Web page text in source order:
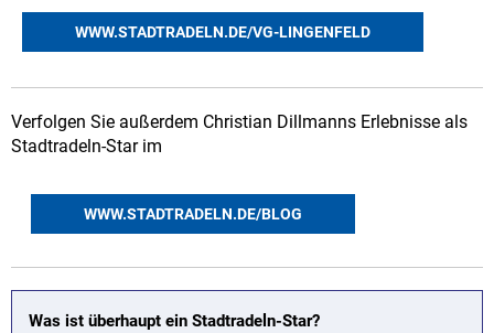
WWW.STADTRADELN.DE/VG-LINGENFELD
Verfolgen Sie außerdem Christian Dillmanns Erlebnisse als
Stadtradeln-Star im
WWW.STADTRADELN.DE/BLOG
Was ist überhaupt ein Stadtradeln-Star?